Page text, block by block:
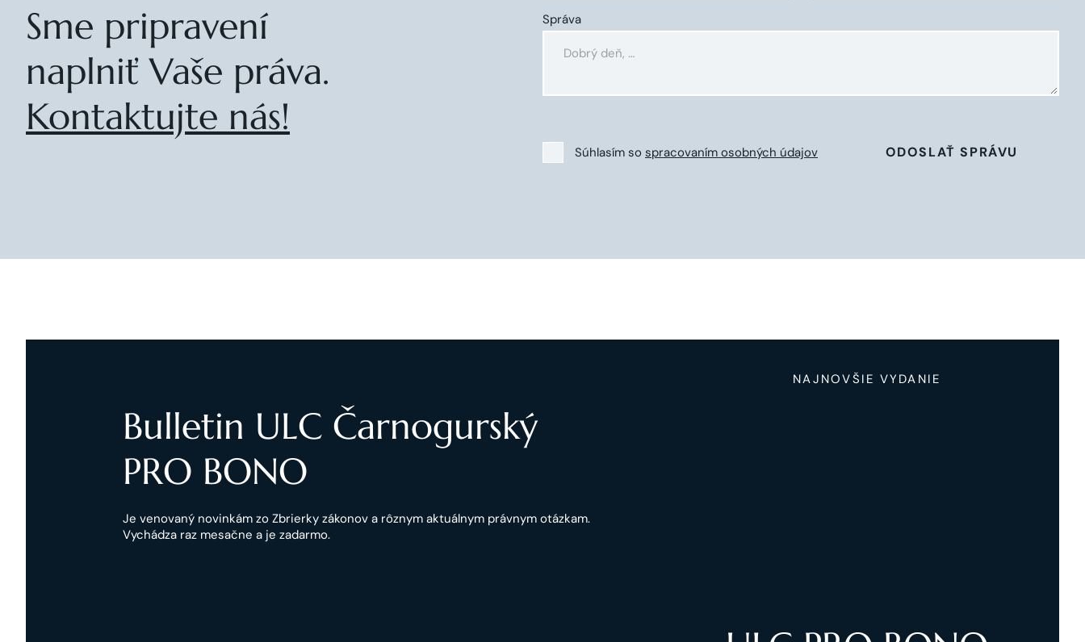
Sme pripravení
naplniť Vaše práva.
Kontaktujte nás!
Správa
Súhlasím so spracovaním osobných údajov ODOSLAŤ SPRÁVU
Bulletin ULC Čarnogurský
PRO BONO
Je venovaný novinkám zo Zbrierky zákonov a rôznym aktuálnym právnym otázkam.
Vychádza raz mesačne a je zadarmo.
NAJNOVŠIE VYDANIE